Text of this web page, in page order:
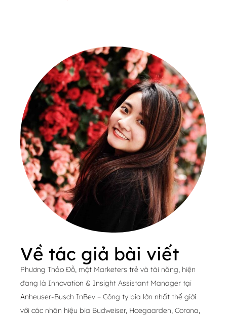
Về tác giả bài viết
Phương Thảo Đỗ, một Marketers trẻ và tài năng, hiện
đang là Innovation & Insight Assistant Manager tại
Anheuser-Busch InBev – Công ty bia lớn nhất thế giới
với các nhãn hiệu bia Budweiser, Hoegaarden, Corona,